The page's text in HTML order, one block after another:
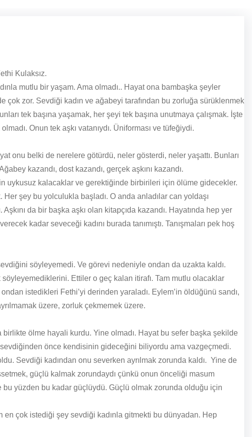
Kulaksız.
mutlu bir yaşam. Ama olmadı.. Hayat ona bambaşka şeyler
çok zor. Sevdiği kadın ve ağabeyi tarafından bu zorluğa sürüklenmek
tek başına yaşamak, her şeyi tek başına unutmaya çalışmak. İşte
Onun tek aşkı vatanıydı. Üniforması ve tüfeğiydi.
onu belki de nerelere götürdü, neler gösterdi, neler yaşattı. Bunları
kazandı, dost kazandı, gerçek aşkını kazandı.
uykusuz kalacaklar ve gerektiğinde birbirileri için ölüme gidecekler.
şey bu yolculukla başladı. O anda anladılar can yoldaşı
da bir başka aşkı olan kitapçıda kazandı. Hayatında hep yer
kadar seveceği kadını burada tanımıştı. Tanışmaları pek hoş
söyleyemedi. Ve görevi nedeniyle ondan da uzakta kaldı.
Ettiler o geç kalan itirafı. Tam mutlu olacaklar
istedikleri Fethi’yi derinden yaraladı. Eylem’in öldüğünü sandı,
üzere, zorluk çekmemek üzere.
ölme hayali kurdu. Yine olmadı. Hayat bu sefer başka şekilde
önce kendisinin gideceğini biliyordu ama vazgeçmedi.
Sevdiği kadından onu severken ayrılmak zorunda kaldı. Yine de
güçlü kalmak zorundaydı çünkü onun önceliği masum
bu yüzden bu kadar güçlüydü. Güçlü olmak zorunda olduğu için
çok istediği şey sevdiği kadınla gitmekti bu dünyadan. Hep